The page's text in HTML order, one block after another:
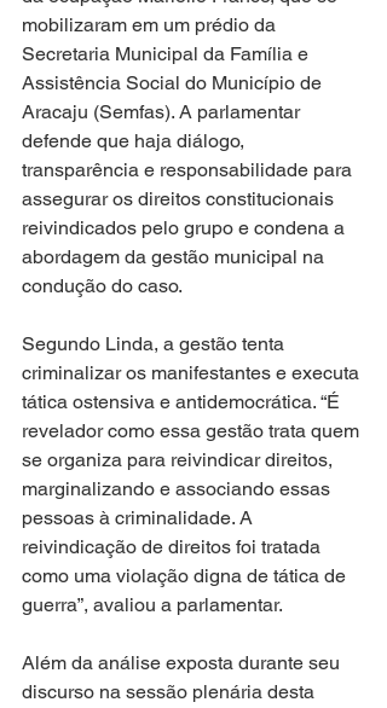
mobilizaram em um prédio da
Secretaria Municipal da Família e
Assistência Social do Município de
Aracaju (Semfas). A parlamentar
defende que haja diálogo,
transparência e responsabilidade para
assegurar os direitos constitucionais
reivindicados pelo grupo e condena a
abordagem da gestão municipal na
condução do caso.
Segundo Linda, a gestão tenta
criminalizar os manifestantes e executa
tática ostensiva e antidemocrática. “É
revelador como essa gestão trata quem
se organiza para reivindicar direitos,
marginalizando e associando essas
pessoas à criminalidade. A
reivindicação de direitos foi tratada
como uma violação digna de tática de
guerra”, avaliou a parlamentar.
Além da análise exposta durante seu
discurso na sessão plenária desta